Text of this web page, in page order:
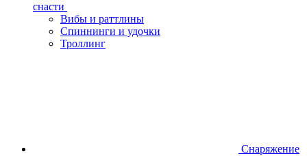
снасти
Вибы и раттлины
Спиннинги и удочки
Троллинг
Снаряжение